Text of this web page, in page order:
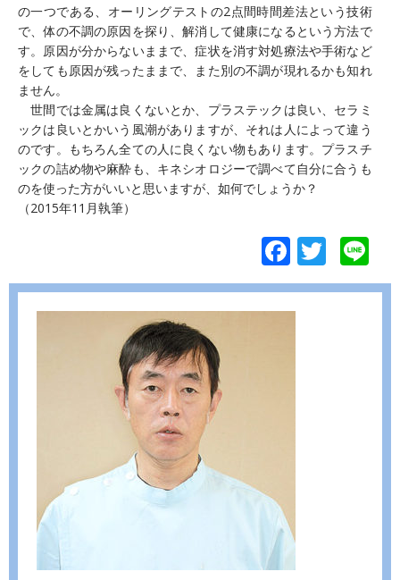
の一つである、オーリングテストの2点間時間差法という技術
で、体の不調の原因を探り、解消して健康になるという方法で
す。原因が分からないままで、症状を消す対処療法や手術など
をしても原因が残ったままで、また別の不調が現れるかも知れ
ません。
世間では金属は良くないとか、プラステックは良い、セラミ
ックは良いとかいう風潮がありますが、それは人によって違う
のです。もちろん全ての人に良くない物もあります。プラスチ
ックの詰め物や麻酔も、キネシオロジーで調べて自分に合うも
のを使った方がいいと思いますが、如何でしょうか？
（2015年11月執筆）
F
ac
T
w n